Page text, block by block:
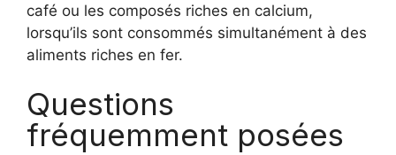
café ou les composés riches en calcium,
lorsqu’ils sont consommés simultanément à des
aliments riches en fer.
Questions
fréquemment posées